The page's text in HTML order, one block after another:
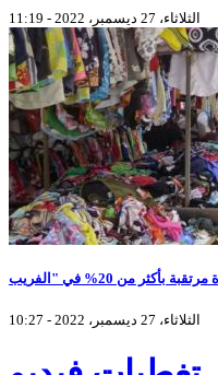
الثلاثاء، 27 ديسمبر، 2022 - 11:19
الثلاثاء، 27 ديسمبر، 2022 - 10:27